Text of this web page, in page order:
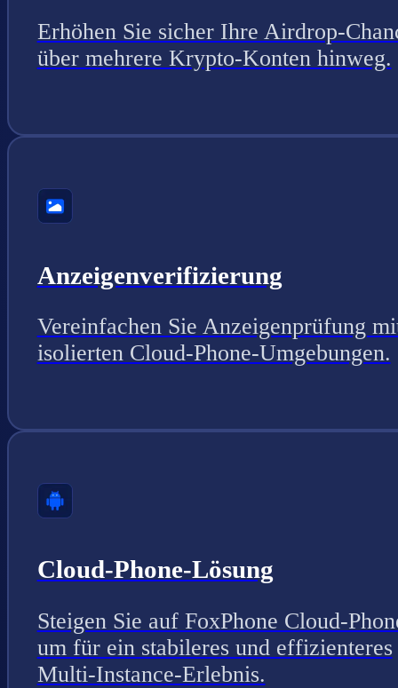
Erhöhen Sie sicher Ihre Airdrop-
über mehrere Krypto-Konten hinweg.
Anzeigenverifizierung
Vereinfachen Sie Anzeigenprüfung
isolierten Cloud-Phone-Umgebungen.
Cloud-Phone-Lösung
Steigen Sie auf FoxPhone Cloud-
um für ein stabileres und effizienteres
Multi-Instance-Erlebnis.